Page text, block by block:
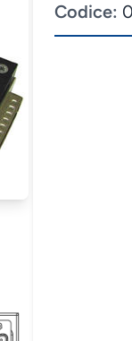
Codice: